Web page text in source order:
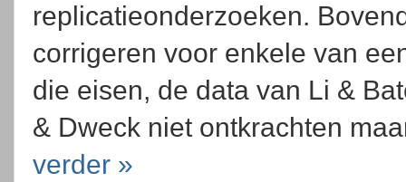
replicatieonderzoeken.
corrigeren voor enkele van
die eisen, de data van Li &
& Dweck niet ontkrachten
verder »